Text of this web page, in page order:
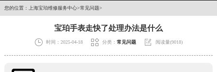
您的位置： 上海宝珀维修服务中心>常见问题>
宝珀手表走快了处理办法是什么
 时间：2025-04-18  分类： 常见问题  阅读量(9018)